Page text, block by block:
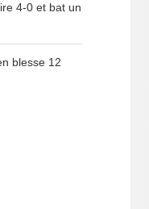
4-0 et bat un
blesse 12